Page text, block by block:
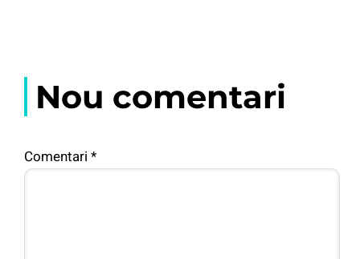
Nou comentari
Comentari *